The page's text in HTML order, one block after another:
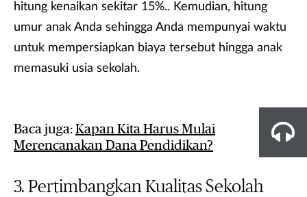
hitung kenaikan sekitar 15%.. Kemudian, hitung
umur anak Anda sehingga Anda mempunyai waktu
untuk mempersiapkan biaya tersebut hingga anak
memasuki usia sekolah.
Baca juga: Kapan Kita Harus Mulai
Merencanakan Dana Pendidikan?
Pertimbangkan Kualitas Sekolah